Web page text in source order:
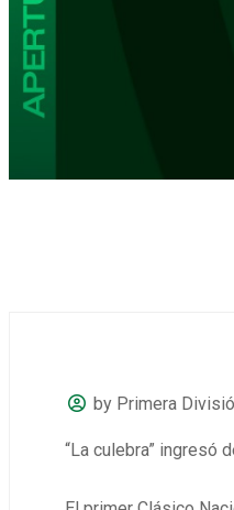
by Primera
“La culebra” ingresó